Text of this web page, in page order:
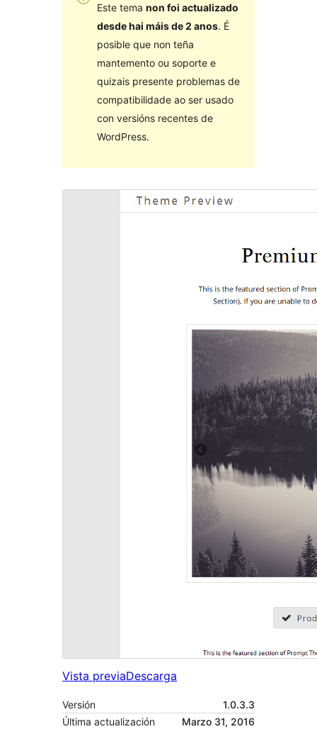
Este tema non foi actualizado
desde hai máis de 2 anos. É
posible que non teña
mantemento ou soporte e
quizais presente problemas de
compatibilidade ao ser usado
con versións recentes de
WordPress.
Vista previaDescarga
Versión
1.0.3.3
Última actualización
Marzo 31, 2016